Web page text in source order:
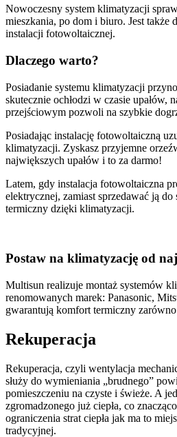
Nowoczesny system klimatyzacji
mieszkania, po dom i biuro. Jest także
instalacji fotowoltaicznej.
Dlaczego warto?
Posiadanie systemu klimatyzacji
skutecznie ochłodzi w czasie upałów,
przejściowym pozwoli na szybkie
Posiadając instalację fotowoltaiczną
klimatyzacji. Zyskasz przyjemne
największych upałów i to za darmo!
Latem, gdy instalacja fotowoltaiczna
elektrycznej, zamiast sprzedawać ją
termiczny dzięki klimatyzacji.
Postaw na klimatyzację od
Multisun realizuje montaż systemów
renomowanych marek: Panasonic,
gwarantują komfort termiczny
Rekuperacja
Rekuperacja, czyli wentylacja
służy do wymieniania „brudnego”
pomieszczeniu na czyste i świeże. A
zgromadzonego już ciepła, co
ograniczenia strat ciepła jak ma to
tradycyjnej.